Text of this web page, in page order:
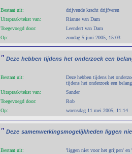
Bestaat uit:
drijvende kracht drijfveren
Uitspraak/tekst van:
Rianne van Dam
Toegevoegd door:
Leendert van Dam
Op:
zondag 5 juni 2005, 15:03
" Deze hebben tijdens het onderzoek een
Bestaat uit:
Deze hebben tijdens het
tijdens het onderzoek een
Uitspraak/tekst van:
Sander
Toegevoegd door:
Rob
Op:
woensdag 11 mei 2005, 11:14
" Deze samenwerkingsmogelijkheden liggen
Bestaat uit:
'liggen niet voor het grijpen' en